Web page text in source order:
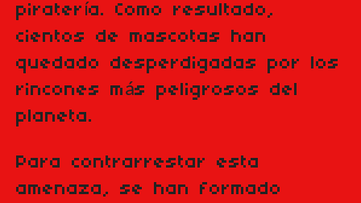
piratería. Como resultado,
cientos de mascotas han
quedado desperdigadas por los
rincones más peligrosos del
planeta.
Para contrarrestar esta
amenaza, se han formado